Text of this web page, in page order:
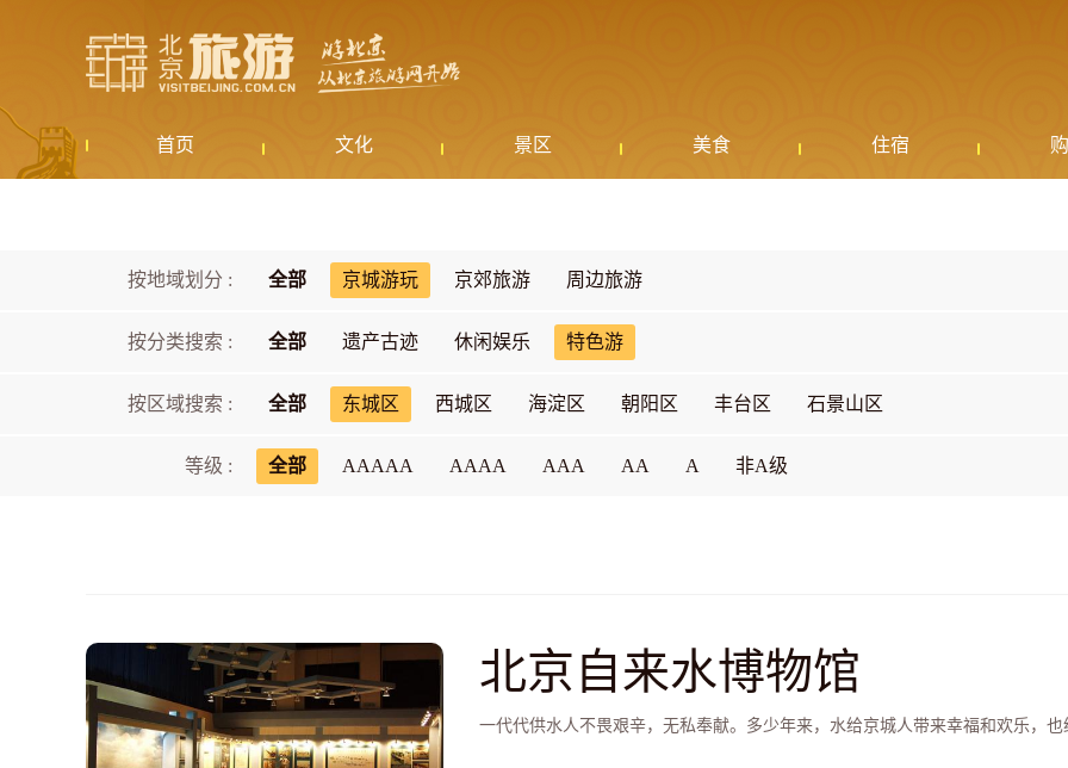
首页 文化 景区 美食 住宿
按地域划分 : 全部 京城游玩 京郊旅游 周边旅游
按分类搜索 : 全部 遗产古迹 休闲娱乐 特色游
按区域搜索 : 全部 东城区 西城区 海淀区 朝阳区 丰台区 石景山区
等级 : 全部 AAAAA AAAA AAA AA A 非A级
北京自来水博物馆
一代代供水人不畏艰辛，无私奉献。多少年来，水给京城人带来幸福和欢乐，也